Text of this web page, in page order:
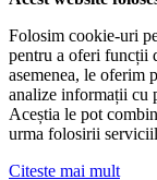
Folosim cookie-uri
pentru a oferi funcții
asemenea, le oferim
analize informații cu
Aceștia le pot
urma folosirii
Citeste mai mult